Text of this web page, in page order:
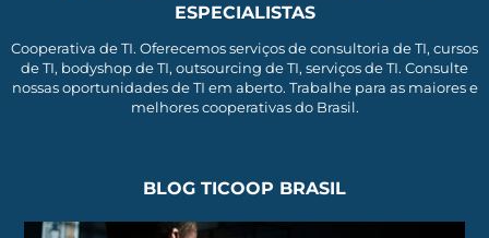
ESPECIALISTAS
Cooperativa de TI. Oferecemos serviços de consultoria de TI, cursos
de TI, bodyshop de TI, outsourcing de TI, serviços de TI. Consulte
nossas oportunidades de TI em aberto. Trabalhe para as maiores e
melhores cooperativas do Brasil.
BLOG TICOOP BRASIL